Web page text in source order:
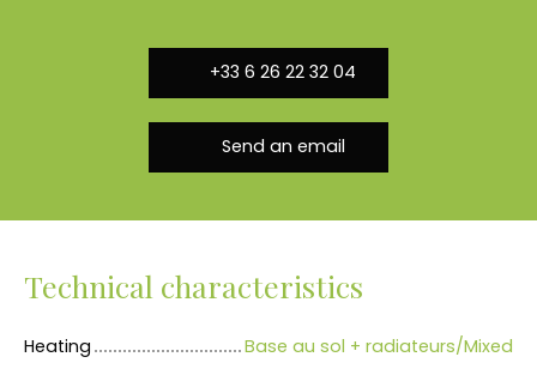
+33 6 26 22 32 04
Send an email
Technical characteristics
Heating
Base au sol + radiateurs/Mixed